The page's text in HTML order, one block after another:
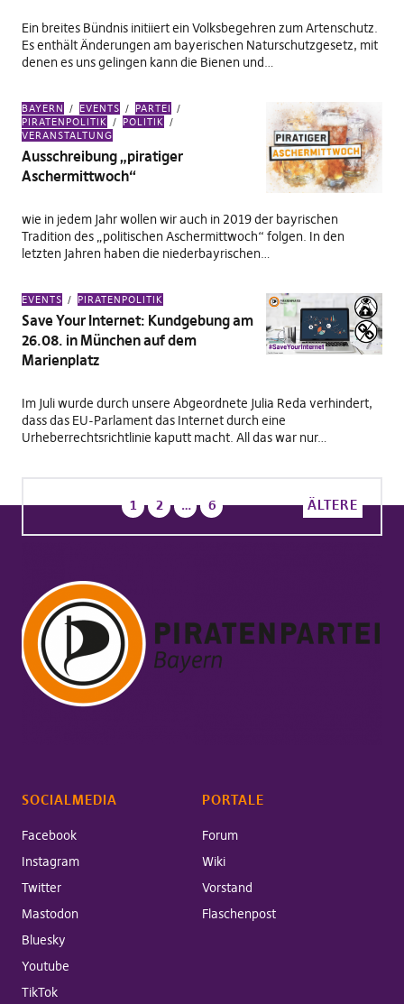
Ein breites Bündnis initiiert ein Volksbegehren zum Artenschutz.
Es enthält Änderungen am bayerischen Naturschutzgesetz, mit
denen es uns gelingen kann die Bienen und…
BAYERN EVENTS
PARTEI
PIRATENPOLITIK
POLITIK
VERANSTALTUNG
Ausschreibung „piratiger
Aschermittwoch“
wie in jedem Jahr wollen wir auch in 2019 der bayrischen
Tradition des „politischen Aschermittwoch“ folgen. In den
letzten Jahren haben die niederbayrischen…
EVENTS PIRATENPOLITIK
Save Your Internet: Kundgebung am
26.08. in München auf dem
Marienplatz
Im Juli wurde durch unsere Abgeordnete Julia Reda verhindert,
dass das EU-Parlament das Internet durch eine
Urheberrechtsrichtlinie kaputt macht. All das war nur…
1 2 … 6 ÄLTERE
SOCIALMEDIA
Facebook
Instagram
Twitter
Mastodon
Bluesky
Youtube
TikTok
PORTALE
Forum
Wiki
Vorstand
Flaschenpost